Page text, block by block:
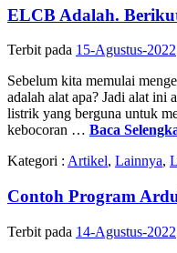
ELCB Adalah.
Terbit pada 15-Agustus-2022
Sebelum kita memulai
adalah alat apa? Jadi alat ini
listrik yang berguna untuk
kebocoran … Baca
Kategori : Artikel, Lainnya,
Contoh Program
Terbit pada 14-Agustus-2022